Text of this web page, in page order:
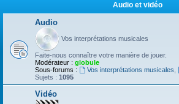
Audio et vidéo
Audio
Vos interprétations musicales
Faite-nous connaître votre manière de jouer.
Modérateur : globule
Sous-forums :
Vos interprétations musicales
Sujets : 1095
Vidéo